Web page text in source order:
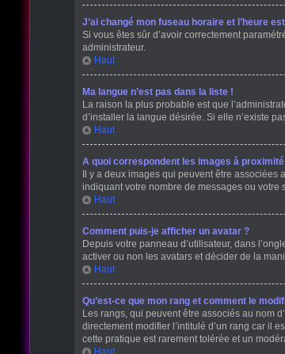
J’ai changé mon fuseau horaire et l’heure
Si vous êtes sûr d’avoir correctement
administrateur.
Haut
Ma langue n’est pas dans la liste !
La raison la plus probable est que
d’installer la langue désirée. Si elle n’existe
Haut
A quoi correspondent les images à
Il y a deux images qui peuvent être associées
indiquant votre nombre de messages ou votre
Haut
Comment puis-je afficher un avatar ?
Depuis votre panneau d’utilisateur, dans
activer ou non les avatars et décider de la
Haut
Qu’est-ce que mon rang et comment le
Les rangs, qui peuvent être associés au nom
directement modifier l’intitulé d’un rang car il
cette pratique est rarement tolérée et un
Haut